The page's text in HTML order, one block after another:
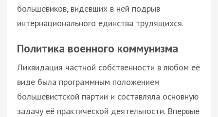
большевиков, видевших в ней подрыв
интернационального единства трудящихся.
Политика военного коммунизма
Ликвидация частной собственности в любом её
виде была программным положением
большевистской партии и составляла основную
задачу её практической деятельности. Впервые